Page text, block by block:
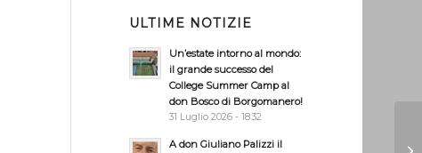
ULTIME NOTIZIE
Un’estate intorno al mondo:
il grande successo del
College Summer Camp al
don Bosco di Borgomanero!
31 Luglio 2026 - 18:32
A don Giuliano Palizzi il